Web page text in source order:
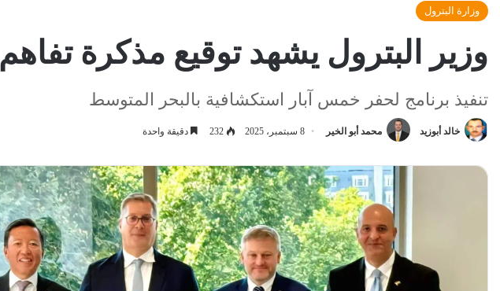
وزارة البترول
وزير البترول يشهد توقيع مذكرة
تنفيذ برنامج لحفر خمس آبار استكشافية بالبحر المتوسط
خالد أبوزيد محمد أبو الخير 8 سبتمبر، 2025 232 دقيقة واحدة